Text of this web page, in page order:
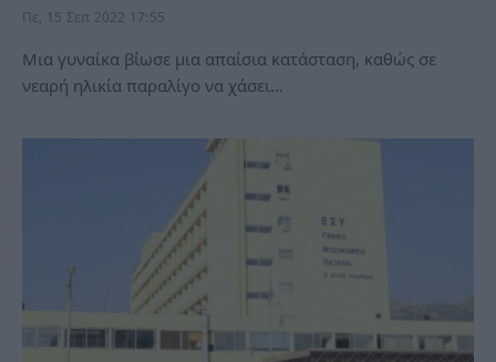
Πε, 15 Σεπ 2022 17:55
Μια γυναίκα βίωσε μια απαίσια κατάσταση, καθώς σε
νεαρή ηλικία παραλίγο να χάσει…